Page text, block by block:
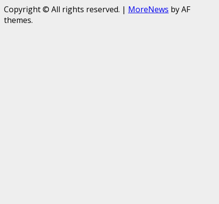
Copyright © All rights reserved. | MoreNews by AF
themes.